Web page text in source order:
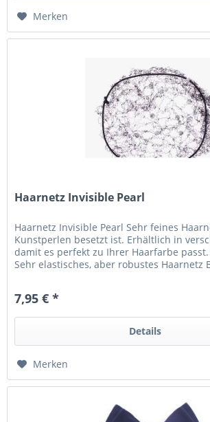
Merken
Haarnetz Invisible Pearl
Haarnetz Invisible Pearl Sehr feines
Kunstperlen besetzt ist. Erhältlich in
damit es perfekt zu Ihrer Haarfarbe
Sehr elastisches, aber robustes Haarnetz
7,95 € *
Details
Merken